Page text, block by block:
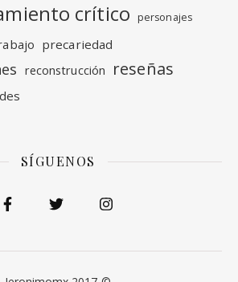
crítico personajes
precariedad
reconstrucción reseñas
SÍGUENOS